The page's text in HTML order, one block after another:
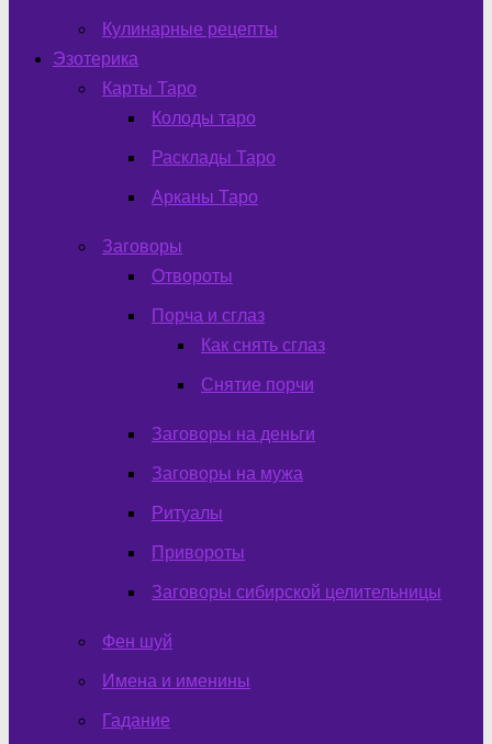
Кулинарные рецепты
Эзотерика
Карты Таро
Колоды таро
Расклады Таро
Арканы Таро
Заговоры
Отвороты
Порча и сглаз
Как снять сглаз
Снятие порчи
Заговоры на деньги
Заговоры на мужа
Ритуалы
Привороты
Заговоры сибирской целительницы
Фен шуй
Имена и именины
Гадание